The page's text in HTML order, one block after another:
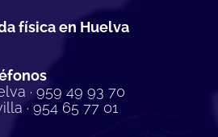
física en Huelva
· 959 49 93 70
· 954 65 77 01